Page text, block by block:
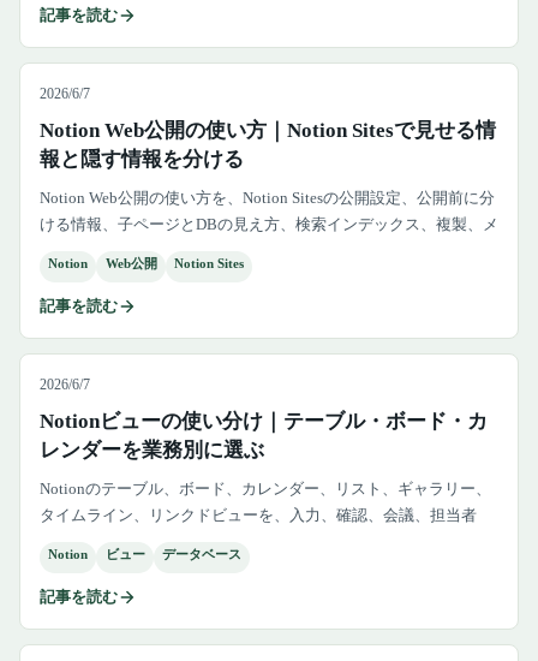
記事を読む
2026/6/7
Notion Web公開の使い方｜Notion Sitesで見せる情
報と隠す情報を分ける
Notion Web公開の使い方を、Notion Sitesの公開設定、公開前に分
ける情報、子ページとDBの見え方、検索インデックス、複製、メ
Notion Web公開 Notion Sites
記事を読む
2026/6/7
Notionビューの使い分け｜テーブル・ボード・カ
レンダーを業務別に選ぶ
Notionのテーブル、ボード、カレンダー、リスト、ギャラリー、
タイムライン、リンクドビューを、入力、確認、会議、担当者
Notion ビュー データベース
記事を読む